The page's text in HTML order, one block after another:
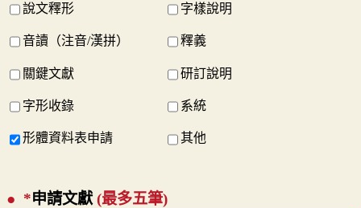
說文釋形 字樣說明
音讀（注音/漢拼） 釋義
關鍵文獻 研訂說明
字形收錄 系統
形體資料表申請 其他
*申請文獻 (最多五筆)